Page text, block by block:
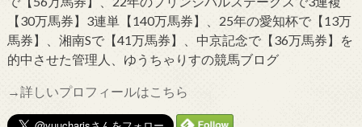
【30万馬券】3連単【140万馬券】、25年の愛知杯で【13万
馬券】、湘南Sで【41万馬券】、中京記念で【36万馬券】を
的中させた管理人、ゆうちゃりすの競馬ブログ
→詳しいプロフィールはこちら